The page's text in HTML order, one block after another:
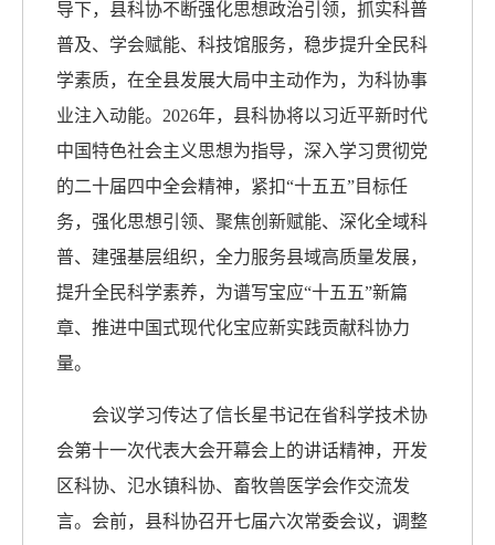
导下，县科协不断强化思想政治引领，抓实科普
普及、学会赋能、科技馆服务，稳步提升全民科
学素质，在全县发展大局中主动作为，为科协事
业注入动能。2026年，县科协将以习近平新时代
中国特色社会主义思想为指导，深入学习贯彻党
的二十届四中全会精神，紧扣“十五五”目标任
务，强化思想引领、聚焦创新赋能、深化全域科
普、建强基层组织，全力服务县域高质量发展，
提升全民科学素养，为谱写宝应“十五五”新篇
章、推进中国式现代化宝应新实践贡献科协力
量。
会议学习传达了信长星书记在省科学技术协
会第十一次代表大会开幕会上的讲话精神，开发
区科协、氾水镇科协、畜牧兽医学会作交流发
言。会前，县科协召开七届六次常委会议，调整